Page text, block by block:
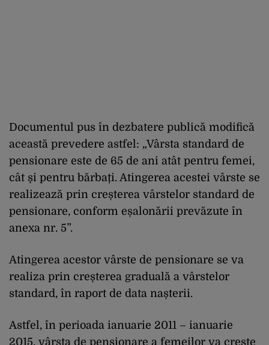
Documentul pus în dezbatere publică modifică
această prevedere astfel: „Vârsta standard de
pensionare este de 65 de ani atât pentru femei,
cât și pentru bărbați. Atingerea acestei vârste se
realizează prin creșterea vârstelor standard de
pensionare, conform eșalonării prevăzute în
anexa nr. 5”.
Atingerea acestor vârste de pensionare se va
realiza prin creșterea graduală a vârstelor
standard, în raport de data nașterii.
Astfel, în perioada ianuarie 2011 – ianuarie
2015, vârsta de pensionare a femeilor va crește